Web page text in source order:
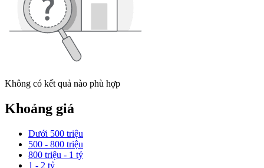
Không có kết quả nào phù hợp
Khoảng giá
Dưới 500 triệu
500 - 800 triệu
800 triệu - 1 tỷ
1 - 2 tỷ